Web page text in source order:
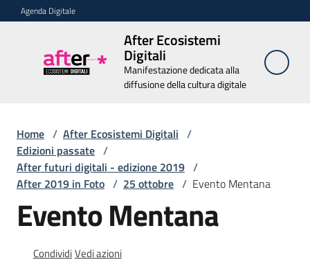
Vai al contenuto
Vai alla navigazione
Vai al footer
Agenda Digitale
After Ecosistemi
Digitali
Manifestazione dedicata alla
diffusione della cultura digitale
Ecosistemi
Digitali
cultura digitale
Chi
siamo
Relatori
Home / After Ecosistemi Digitali /
Edizioni passate /
After futuri digitali - edizione 2019 /
After 2019 in Foto / 25 ottobre / Evento Mentana
Evento Mentana
CondividiVedi azioni